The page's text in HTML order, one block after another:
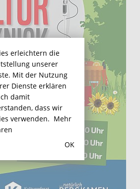
erleichtern die
unserer
Mit der Nutzung
Dienste erklären
damit
dass wir
verwenden. Mehr
OK